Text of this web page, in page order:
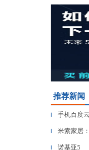
推荐新闻
▎ 手机百度
▎ 米索家居
诺基亚5